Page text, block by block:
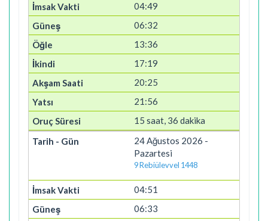
04:49
06:32
13:36
17:19
20:25
21:56
15 saat, 36 dakika
24 Ağustos 2026 -
Pazartesi
9 Rebiülevvel 1448
04:51
06:33